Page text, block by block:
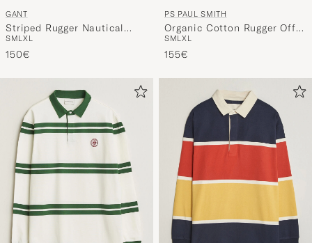
GANT
Striped Rugger Nautical
Blue
SMLXL
150€
PS PAUL SMITH
Organic Cotton Rugger Off
White
SMLXL
155€